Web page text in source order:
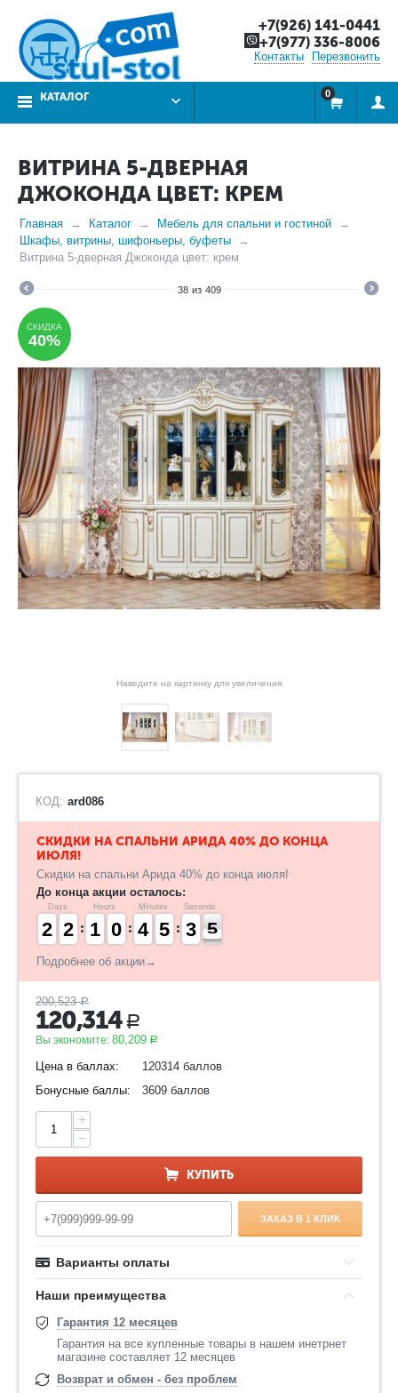
+7(926) 141-0441
+7(977) 336-8006
Контакты Перезвонить
КАТАЛОГ 0
ВИТРИНА 5-ДВЕРНАЯ
ДЖОКОНДА ЦВЕТ: КРЕМ
Главная Каталог
Мебель для спальни и гостиной
Шкафы, витрины, шифоньеры, буфеты
Витрина 5-дверная Джоконда цвет: крем
38 из 409
СКИДКА
40%
Наведите на картинку для увеличения
КОД: ard086
​СКИДКИ НА СПАЛЬНИ АРИДА 40% ДО КОНЦА
ИЮЛЯ!
Скидки на спальни Арида 40% до конца июля!
До конца акции осталось:
Days
1
1
2
2 1
1
2
2
Hours
1
1
1
1 9
9
0
0
Minutes
3
3
4
4 4
4
5
5
Seconds
4
3
3 5
5
4
Подробнее об акции→
200,523 Р
120,314 Р
Вы экономите: 80,209 Р
Цена в баллах:
120314 баллов
Бонусные баллы:
3609 баллов
+
−
КУПИТЬ
ЗАКАЗ В 1 КЛИК
Варианты оплаты
Наши преимущества
Гарантия 12 месяцев
Гарантия на все купленные товары в нашем инетрнет
магазине составляет 12 месяцев
Возврат и обмен - без проблем